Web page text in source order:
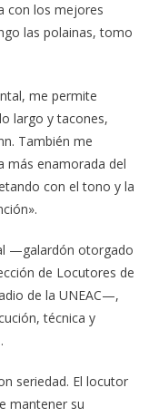
con los mejores
las polainas, tomo
me permite
largo y tacones,
También me
más enamorada del
con el tono y la
—galardón otorgado
de Locutores de
de la UNEAC—,
técnica y
seriedad. El locutor
mantener su